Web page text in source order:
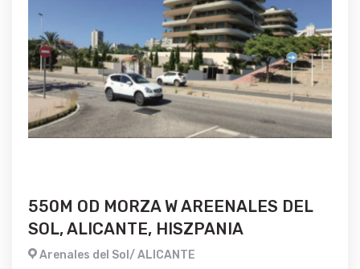
550M OD MORZA W AREENALES DEL
SOL, ALICANTE, HISZPANIA
Arenales del Sol/ ALICANTE